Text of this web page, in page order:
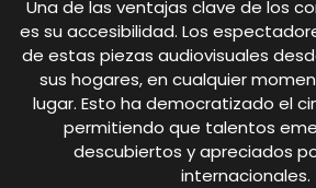
Una de las ventajas clave de los
es su accesibilidad. Los
de estas piezas audiovisuales
sus hogares, en cualquier
lugar. Esto ha democratizado el
permitiendo que talentos
descubiertos y apreciados
internacionales.